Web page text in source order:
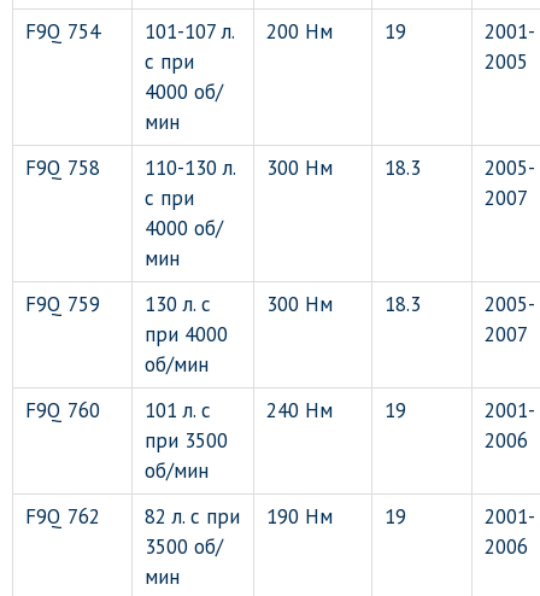
F9Q 754
101-107 л.
с при
4000 об/
мин
200 Нм 19
2001-
2005
F9Q 758
110-130 л.
с при
4000 об/
мин
300 Нм 18.3
2005-
2007
F9Q 759
130 л. с
при 4000
об/мин
300 Нм 18.3
2005-
2007
F9Q 760
101 л. с
при 3500
об/мин
240 Нм 19
2001-
2006
F9Q 762
82 л. с при
3500 об/
мин
190 Нм 19
2001-
2006